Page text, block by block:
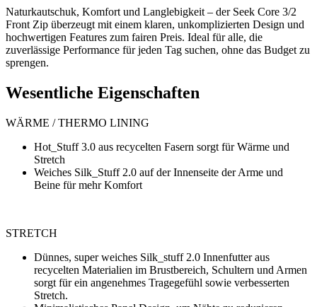
Naturkautschuk, Komfort und Langlebigkeit – der Seek Core 3/2
Front Zip überzeugt mit einem klaren, unkomplizierten Design und
hochwertigen Features zum fairen Preis. Ideal für alle, die
zuverlässige Performance für jeden Tag suchen, ohne das Budget zu
sprengen.
Wesentliche Eigenschaften
WÄRME / THERMO LINING
Hot_Stuff 3.0 aus recycelten Fasern sorgt für Wärme und
Stretch
Weiches Silk_Stuff 2.0 auf der Innenseite der Arme und
Beine für mehr Komfort
STRETCH
Dünnes, super weiches Silk_stuff 2.0 Innenfutter aus
recycelten Materialien im Brustbereich, Schultern und Armen
sorgt für ein angenehmes Tragegefühl sowie verbesserten
Stretch.